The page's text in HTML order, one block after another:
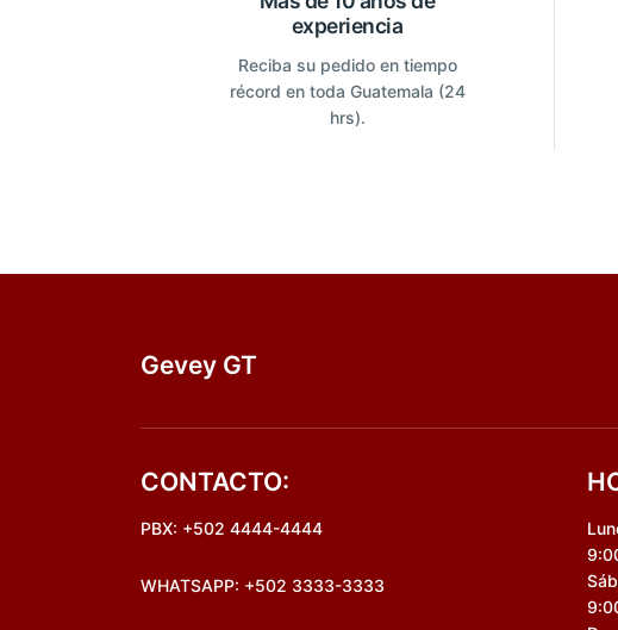
experiencia
Reciba su pedido en tiempo
récord en toda Guatemala (24
hrs).
Gevey GT
CONTACTO:
PBX: +502 4444-4444
WHATSAPP: +502 3333-3333